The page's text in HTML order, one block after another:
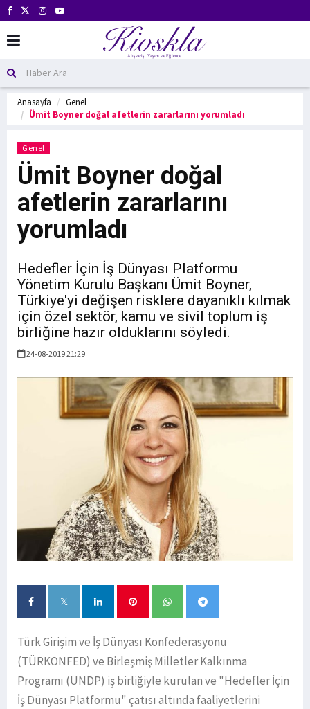
Anasayfa
Genel
Ümit Boyner doğal afetlerin zararlarını yorumladı
Genel
Ümit Boyner doğal
afetlerin zararlarını
yorumladı
Hedefler İçin İş Dünyası Platformu
Yönetim Kurulu Başkanı Ümit Boyner,
Türkiye'yi değişen risklere dayanıklı kılmak
için özel sektör, kamu ve sivil toplum iş
birliğine hazır olduklarını söyledi.
24-08-2019 21:29
Türk Girişim ve İş Dünyası Konfederasyonu
(TÜRKONFED) ve Birleşmiş Milletler Kalkınma
Programı (UNDP) iş birliğiyle kurulan ve "Hedefler İçin
İş Dünyası Platformu" çatısı altında faaliyetlerini